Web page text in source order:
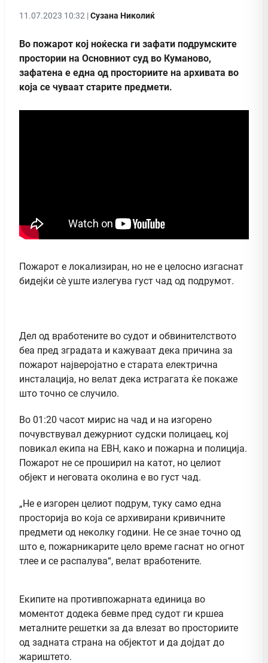
11.07.2023 10:32 |Сузана Николиќ
Во пожарот кој ноќеска ги зафати подрумските
простории на Основниот суд во Куманово,
зафатена е една од просториите на архивата во
која се чуваат старите предмети.
Пожарот е локализиран, но не е целосно изгаснат
бидејќи сè уште излегува густ чад од подрумот.
Дел од вработените во судот и обвинителството
беа пред зградата и кажуваат дека причина за
пожарот најверојатно е старата електрична
инсталација, но велат дека истрагата ќе покаже
што точно се случило.
Во 01:20 часот мирис на чад и на изгорено
почувствувал дежурниот судски полицаец, кој
повикал екипа на ЕВН, како и пожарна и полиција.
Пожарот не се проширил на катот, но целиот
објект и неговата околина е во густ чад.
„Не е изгорен целиот подрум, туку само една
просторија во која се архивирани кривичните
предмети од неколку години. Не се знае точно од
што е, пожарникарите цело време гаснат но огнот
тлее и се распалува“, велат вработените.
Екипите на противпожарната единица во
моментот додека бевме пред судот ги кршеа
металните решетки за да влезат во просториите
од задната страна на објектот и да дојдат до
жариштето.